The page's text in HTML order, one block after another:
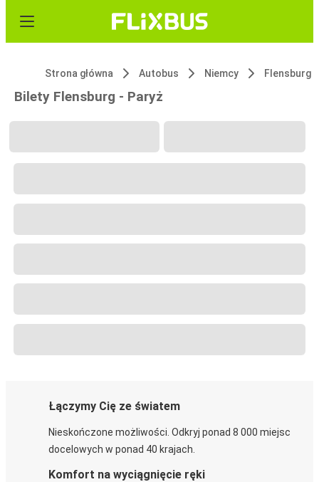
Strona główna Autobus Niemcy Flensburg
Bilety Flensburg - Paryż
Łączymy Cię ze światem
Nieskończone możliwości. Odkryj ponad 8 000 miejsc
docelowych w ponad 40 krajach.
Komfort na wyciągnięcie ręki